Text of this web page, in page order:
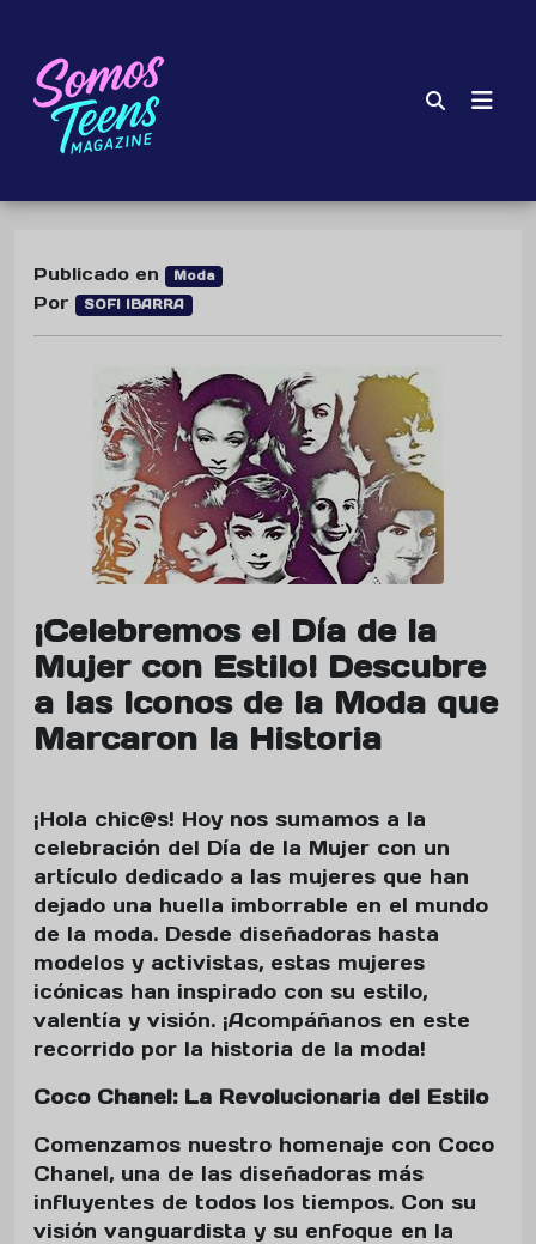
Publicado en Moda
Por SOFI IBARRA
¡Celebremos el Día de la
Mujer con Estilo! Descubre
a las Iconos de la Moda que
Marcaron la Historia
¡Hola chic@s! Hoy nos sumamos a la
celebración del Día de la Mujer con un
artículo dedicado a las mujeres que han
dejado una huella imborrable en el mundo
de la moda. Desde diseñadoras hasta
modelos y activistas, estas mujeres
icónicas han inspirado con su estilo,
valentía y visión. ¡Acompáñanos en este
recorrido por la historia de la moda!
Coco Chanel: La Revolucionaria del Estilo
Comenzamos nuestro homenaje con Coco
Chanel, una de las diseñadoras más
influyentes de todos los tiempos. Con su
visión vanguardista y su enfoque en la